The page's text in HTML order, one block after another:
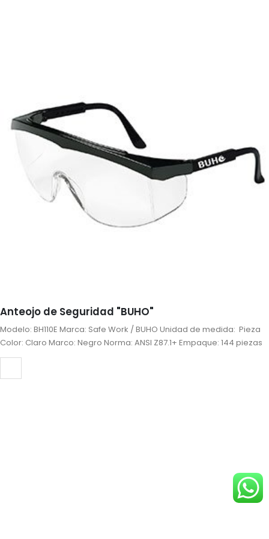
Anteojo de Seguridad "BUHO"
Modelo: BH110E Marca: Safe Work / BUHO Unidad de medida: Pieza
Color: Claro Marco: Negro Norma: ANSI Z87.1+ Empaque: 144 piezas